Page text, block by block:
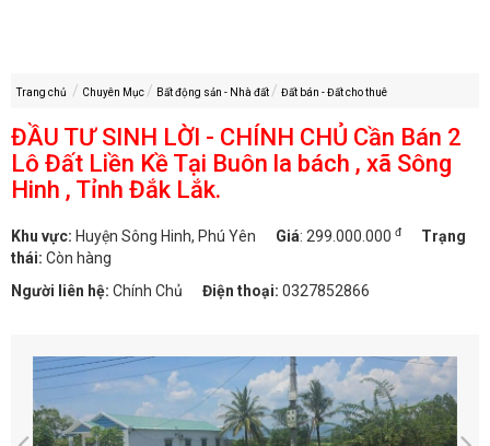
Trang chủ Chuyên Mục Bất động sản - Nhà đất Đất bán - Đất cho thuê
ĐẦU TƯ SINH LỜI - CHÍNH CHỦ Cần Bán 2
Lô Đất Liền Kề Tại Buôn la bách , xã Sông
Hinh , Tỉnh Đắk Lắk.
Khu vực: Huyện Sông Hinh, Phú Yên Giá: 299.000.000 đ
Trạng
thái: Còn hàng
Người liên hệ: Chính Chủ Điện thoại: 0327852866